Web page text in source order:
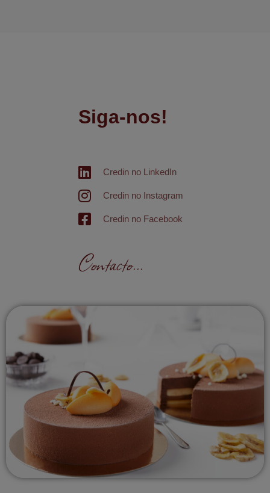
Siga-nos!
Credin no LinkedIn
Credin no Instagram
Credin no Facebook
Contacto...